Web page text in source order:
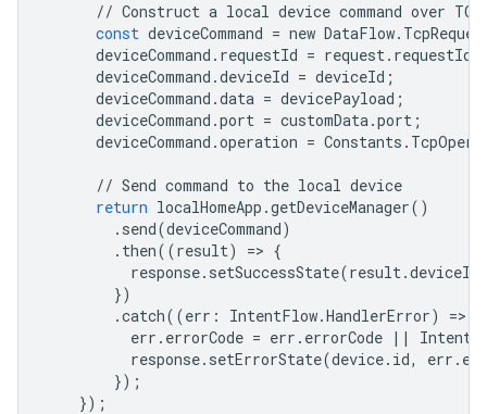
// Construct a local device command over TCP
const deviceCommand = new DataFlow.
deviceCommand . requestId = request. requestId
deviceCommand .deviceId = deviceId ;
deviceCommand .data = devicePayload ;
deviceCommand .port = customData.port ;
deviceCommand .operation = Constants .
// Send command to the local device
return localHomeApp .getDeviceManager()
. send(deviceCommand)
. then((result) => {
response. setSuccessState(result.deviceId
})
.catch((err : IntentFlow.HandlerError) =>
err . errorCode = err . errorCode ||
response. setErrorState(device. id, err .
});
});